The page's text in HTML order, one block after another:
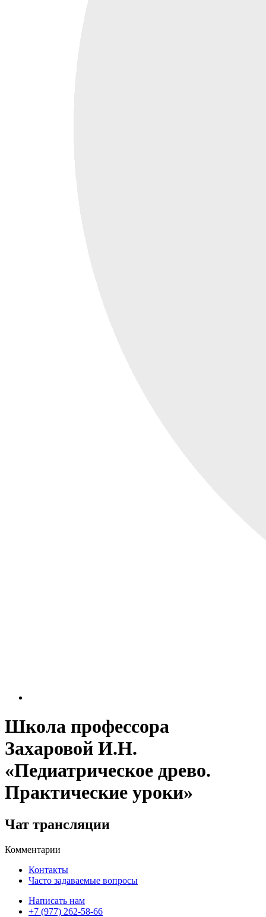
Школа профессора
Захаровой И.Н.
«Педиатрическое древо.
Практические уроки»
Чат трансляции
Комментарии
Контакты
Часто задаваемые вопросы
Написать нам
+7 (977) 262-58-66